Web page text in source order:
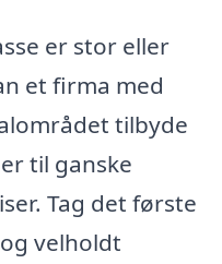
er stor eller
et firma med
tilbyde
til ganske
Tag det første
velholdt